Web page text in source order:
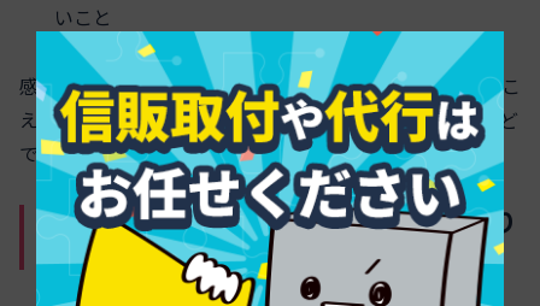
いこと
感覚的には「サブスク」や「月額サービス」のように聞こ
えても、法律構造は長期の金銭契約に近い場合がほとんど
です。
月額や最新や保守込みのウラでこっそり
決まっている契約期間と総額